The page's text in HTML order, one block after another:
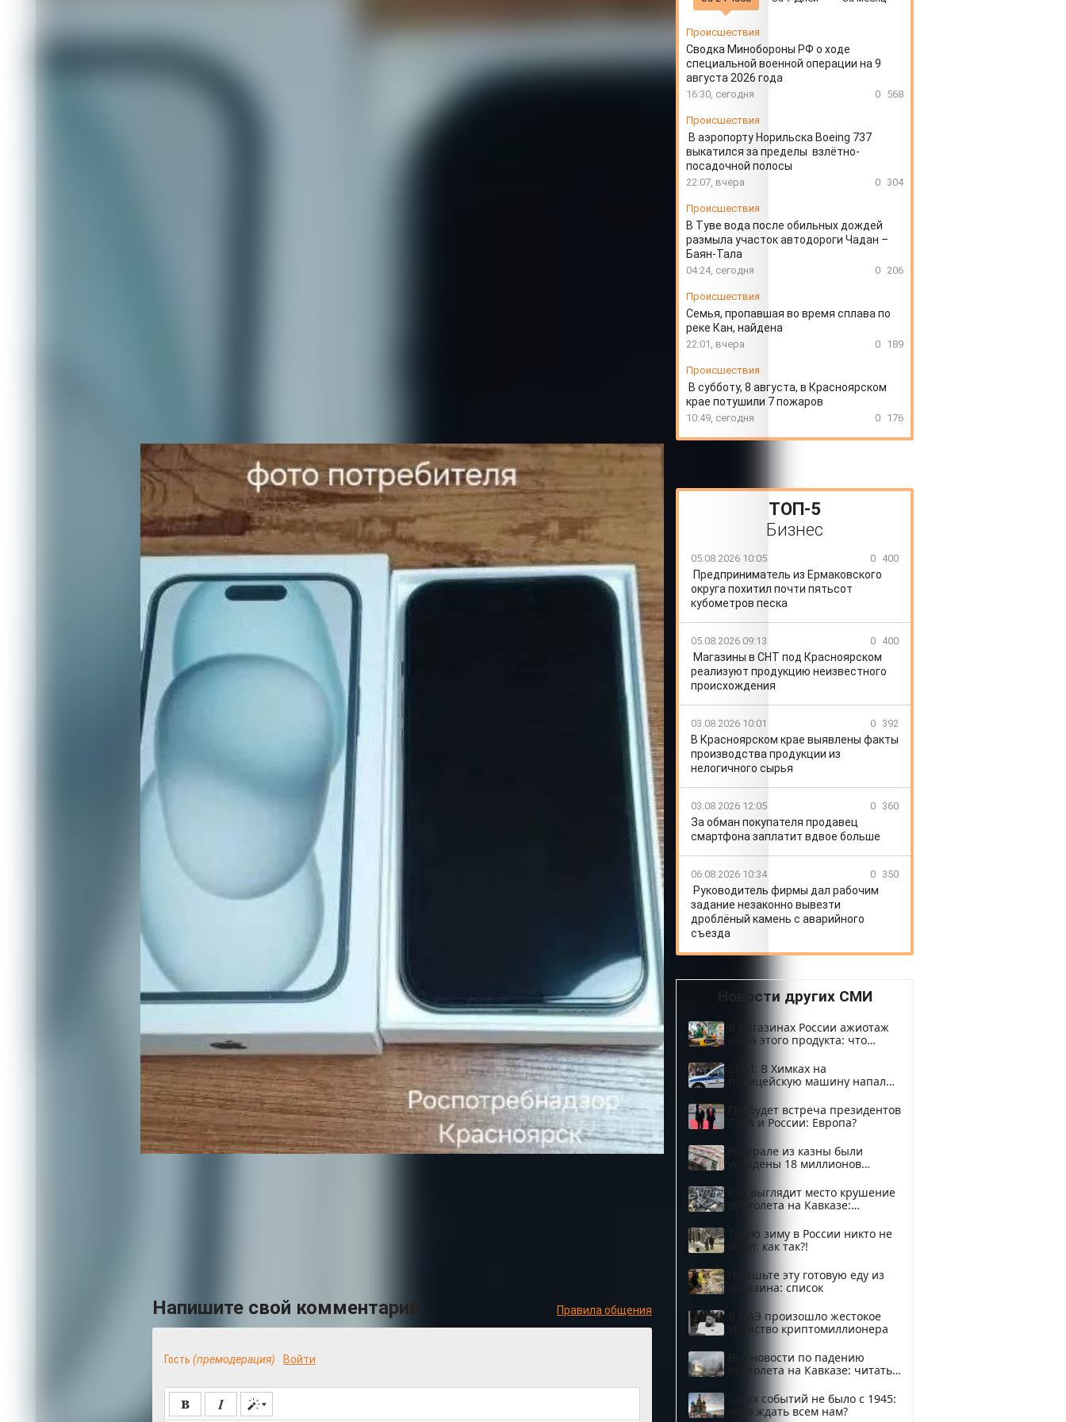
в три раза дороже
В январе прошлого года жительница Лесосибирска нашла в одном из телеграм-каналов
привлекательное объявление о продаже смартфона стоимостью 70 тысяч рублей.
Продавец, проживающий в Красноярске, в личной переписке заверил покупательницу, что
техника будет доставлена на следующий день после полной предоплаты на указанный им
номер телефона.
Женщина перевела деньги и вскоре получила заказ. Однако, вскрыв коробку, она
обнаружила, что телефон вовсе не новый, а уже был в употреблении. Более того, устройство
имело явный дефект - выпуклость на внутренней стороне экрана.
Покупательница сразу же связалась с продавцом. В ходе переписки мужчина, имеющий
статус самозанятого, признал проблему и пообещал заменить товар на другой. Однако
вскоре после этого перестал выходить на связь.
Не решив конфликт с продавцом, женщина обратилась за помощью к специалистам
управления Роспотребнадзора, которые проконсультировали её и помогли грамотно
составить исковое заявление в суд.
Изучив все обстоятельства дела, суд решил взыскать с Алиева Т. Р. в пользу жительницы
Лесосибирска более 233 тысяч рублей, из них стоимость товара - 70 000 рублей, неустойка -
70 000, моральный вред - 10 000, штраф - 75 000, судебные и почтовые расходы - 8 220
Решение суда пока не вступило в законную силу.
В России вступит в силу механизм автоматических штрафов за нарушения маркировки
08.08 10:10
Мэрия Красноярска дала добро на реновацию комбината питания и напрочь забыла об этом
07.08 13:20
В крае вовлечены в оборот 3,5 тысячи гектаров ранее неиспользуемых сельхозземель
Суд запретил производство продукции из мяса птицы на первом этаже жилого дома
06.08 13:05
Перевозчику объявлено предостережение за высадку пассажира раньше времени
Комментировать
Напишите свой комментарий Правила общения
Гость (премодерация) Войти
Происшествия
Сводка Минобороны РФ о ходе
специальной военной операции на 9
августа 2026 года
16:30, сегодня 0 568
Происшествия
В аэропорту Норильска Boeing 737
выкатился за пределы взлётно-
посадочной полосы
22:07, вчера 0 304
Происшествия
В Туве вода после обильных дождей
размыла участок автодороги Чадан –
Баян-Тала
04:24, сегодня 0 206
Происшествия
Семья, пропавшая во время сплава по
реке Кан, найдена
22:01, вчера 0 189
Происшествия
В субботу, 8 августа, в Красноярском
крае потушили 7 пожаров
10:49, сегодня 0 176
ТОП-5
Бизнес
05.08.2026 10:05 0 400
Предприниматель из Ермаковского
округа похитил почти пятьсот
кубометров песка
05.08.2026 09:13 0 400
Магазины в СНТ под Красноярском
реализуют продукцию неизвестного
происхождения
03.08.2026 10:01 0 392
В Красноярском крае выявлены факты
производства продукции из
нелогичного сырья
03.08.2026 12:05 0 360
За обман покупателя продавец
смартфона заплатит вдвое больше
06.08.2026 10:34 0 350
Руководитель фирмы дал рабочим
задание незаконно вывезти
дроблёный камень с аварийного
съезда
Новости других СМИ
В магазинах России ажиотаж
из-за этого продукта: что
СМИ: В Химках на
полицейскую машину напали
Где будет встреча президентов
США и России: Европа?
На Урале из казны были
украдены 18 миллионов
Как выглядит место крушение
вертолета на Кавказе:
Такую зиму в России никто не
ждал: как так?!
Не ешьте эту готовую еду из
магазина: список
В ОАЭ произошло жестокое
убийство криптомиллионера
Все новости по падению
вертолета на Кавказе: читать
Таких событий не было с 1945:
чего ждать всем нам?